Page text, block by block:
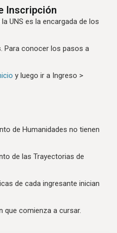
Inscripción
UNS es la encargada de los
Para conocer los pasos a
cio y luego ir a Ingreso >
de Humanidades no tienen
de las Trayectorias de
de cada ingresante inician
que comienza a cursar.